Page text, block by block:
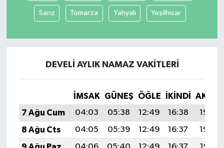
Sarız Tomarza Yahyalı Yeşilhisar
DEVELI AYLIK NAMAZ VAKITLERI
İMSAK GÜNEŞ ÖĞLE İKINDI
7 Ağu Cum
04:03 05:38 12:49 16:38
19:50
8 Ağu Cts
04:05 05:39 12:49 16:37
19:49